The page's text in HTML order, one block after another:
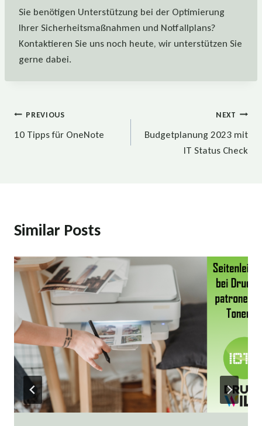
Sie benötigen Unterstützung bei der Optimierung
Ihrer Sicherheitsmaßnahmen und Notfallplans?
Kontaktieren Sie uns noch heute, wir unterstützen Sie
gerne dabei.
Beitragsnavigation
PREVIOUS
10 Tipps für OneNote
NEXT
Budgetplanung 2023 mit
IT Status Check
Similar Posts